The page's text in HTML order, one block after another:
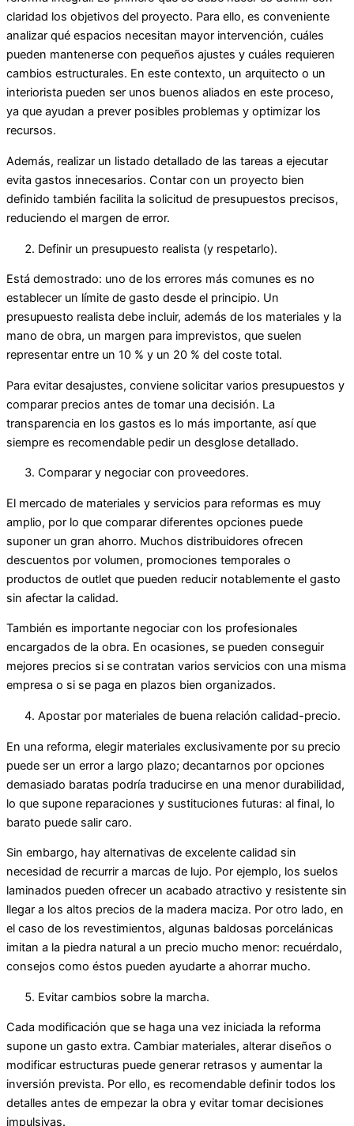
claridad los objetivos del proyecto. Para ello, es conveniente
analizar qué espacios necesitan mayor intervención, cuáles
pueden mantenerse con pequeños ajustes y cuáles requieren
cambios estructurales. En este contexto, un arquitecto o un
interiorista pueden ser unos buenos aliados en este proceso,
ya que ayudan a prever posibles problemas y optimizar los
recursos.
Además, realizar un listado detallado de las tareas a ejecutar
evita gastos innecesarios. Contar con un proyecto bien
definido también facilita la solicitud de presupuestos precisos,
reduciendo el margen de error.
Definir un presupuesto realista (y respetarlo).
Está demostrado: uno de los errores más comunes es no
establecer un límite de gasto desde el principio. Un
presupuesto realista debe incluir, además de los materiales y la
mano de obra, un margen para imprevistos, que suelen
representar entre un 10 % y un 20 % del coste total.
Para evitar desajustes, conviene solicitar varios presupuestos y
comparar precios antes de tomar una decisión. La
transparencia en los gastos es lo más importante, así que
siempre es recomendable pedir un desglose detallado.
Comparar y negociar con proveedores.
El mercado de materiales y servicios para reformas es muy
amplio, por lo que comparar diferentes opciones puede
suponer un gran ahorro. Muchos distribuidores ofrecen
descuentos por volumen, promociones temporales o
productos de outlet que pueden reducir notablemente el gasto
sin afectar la calidad.
También es importante negociar con los profesionales
encargados de la obra. En ocasiones, se pueden conseguir
mejores precios si se contratan varios servicios con una misma
empresa o si se paga en plazos bien organizados.
Apostar por materiales de buena relación calidad-precio.
En una reforma, elegir materiales exclusivamente por su precio
puede ser un error a largo plazo; decantarnos por opciones
demasiado baratas podría traducirse en una menor durabilidad,
lo que supone reparaciones y sustituciones futuras: al final, lo
barato puede salir caro.
Sin embargo, hay alternativas de excelente calidad sin
necesidad de recurrir a marcas de lujo. Por ejemplo, los suelos
laminados pueden ofrecer un acabado atractivo y resistente sin
llegar a los altos precios de la madera maciza. Por otro lado, en
el caso de los revestimientos, algunas baldosas porcelánicas
imitan a la piedra natural a un precio mucho menor: recuérdalo,
consejos como éstos pueden ayudarte a ahorrar mucho.
Evitar cambios sobre la marcha.
Cada modificación que se haga una vez iniciada la reforma
supone un gasto extra. Cambiar materiales, alterar diseños o
modificar estructuras puede generar retrasos y aumentar la
inversión prevista. Por ello, es recomendable definir todos los
detalles antes de empezar la obra y evitar tomar decisiones
impulsivas.